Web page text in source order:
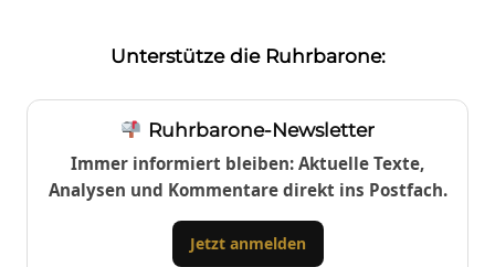
Unterstütze die Ruhrbarone:
Ruhrbarone-Newsletter
Immer informiert bleiben: Aktuelle Texte,
Analysen und Kommentare direkt ins Postfach.
Jetzt anmelden